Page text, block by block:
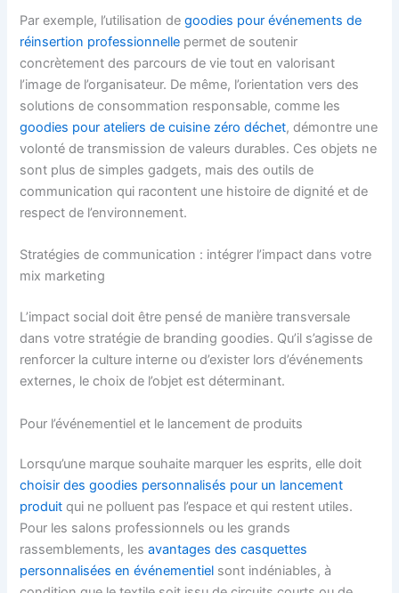
Par exemple, l’utilisation degoodies pour événements de
réinsertion professionnelle permet de soutenir
concrètement des parcours de vie tout en valorisant
l’image de l’organisateur. De même, l’orientation vers des
solutions de consommation responsable, comme les
goodies pour ateliers de cuisine zéro déchet, démontre une
volonté de transmission de valeurs durables. Ces objets ne
sont plus de simples gadgets, mais des outils de
communication qui racontent une histoire de dignité et de
respect de l’environnement.
Stratégies de communication : intégrer l’impact dans votre
mix marketing
L’impact social doit être pensé de manière transversale
dans votre stratégie de branding goodies. Qu’il s’agisse de
renforcer la culture interne ou d’exister lors d’événements
externes, le choix de l’objet est déterminant.
Pour l’événementiel et le lancement de produits
Lorsqu’une marque souhaite marquer les esprits, elle doit
choisir des goodies personnalisés pour un lancement
produit qui ne polluent pas l’espace et qui restent utiles.
Pour les salons professionnels ou les grands
rassemblements, lesavantages des casquettes
personnalisées en événementiel sont indéniables, à